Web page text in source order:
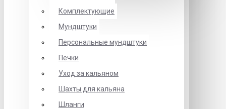
Комплектующие
Мундштуки
Персональные мундштуки
Печки
Уход за кальяном
Шахты для кальяна
Шланги